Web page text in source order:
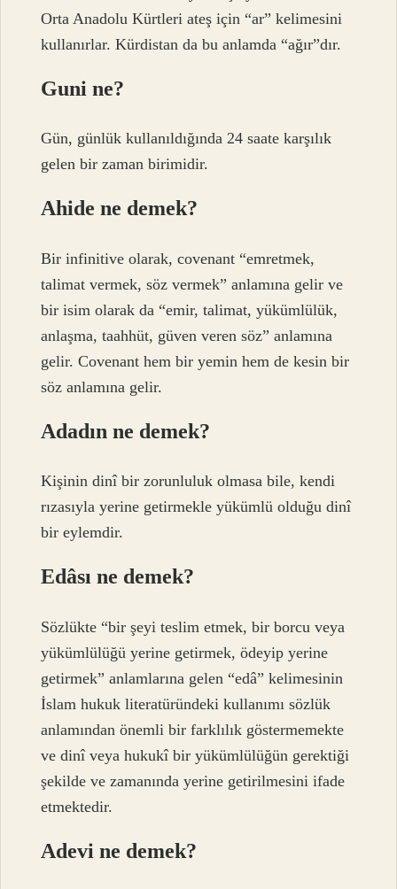
Orta Anadolu Kürtleri ateş için “ar” kelimesini
kullanırlar. Kürdistan da bu anlamda “ağır”dır.
Guni ne?
Gün, günlük kullanıldığında 24 saate karşılık
gelen bir zaman birimidir.
Ahide ne demek?
Bir infinitive olarak, covenant “emretmek,
talimat vermek, söz vermek” anlamına gelir ve
bir isim olarak da “emir, talimat, yükümlülük,
anlaşma, taahhüt, güven veren söz” anlamına
gelir. Covenant hem bir yemin hem de kesin bir
söz anlamına gelir.
Adadın ne demek?
Kişinin dinî bir zorunluluk olmasa bile, kendi
rızasıyla yerine getirmekle yükümlü olduğu dinî
bir eylemdir.
Edâsı ne demek?
Sözlükte “bir şeyi teslim etmek, bir borcu veya
yükümlülüğü yerine getirmek, ödeyip yerine
getirmek” anlamlarına gelen “edâ” kelimesinin
İslam hukuk literatüründeki kullanımı sözlük
anlamından önemli bir farklılık göstermemekte
ve dinî veya hukukî bir yükümlülüğün gerektiği
şekilde ve zamanında yerine getirilmesini ifade
etmektedir.
Adevi ne demek?